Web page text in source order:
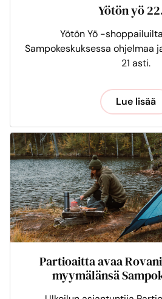
Yötön yö
Yötön Yö -
Sampokeskuksessa ohjelmaa
21 asti.
Lue lisää
Partioaitta avaa
myymälänsä